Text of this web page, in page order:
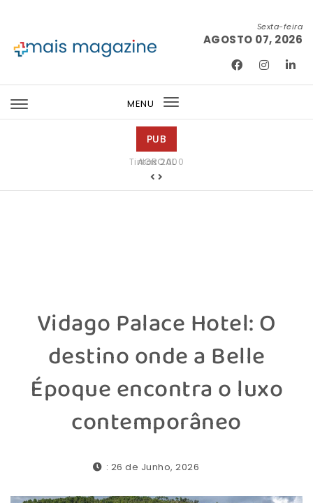
Sexta-feira
AGOSTO 07, 2026
MENU
Toggle
PUB
Tintas 2000
Vidago Palace Hotel: O
destino onde a Belle
Époque encontra o luxo
contemporâneo
: 26 de Junho, 2026